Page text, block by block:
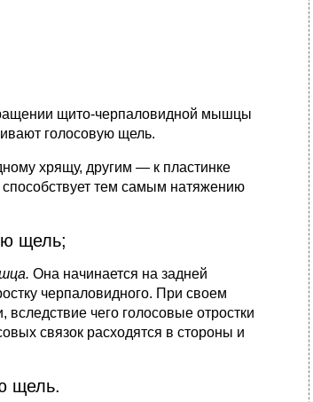
щито-черпаловидной мышцы
голосовую щель.
хрящу, другим — к пластинке
тем самым натяжению
щель;
Она начинается на задней
черпаловидного. При своем
чего голосовые отростки
связок расходятся в стороны и
щель.